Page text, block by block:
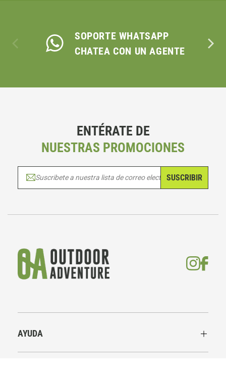
SOPORTE WHATSAPP
CHATEA CON UN AGENTE
ENTÉRATE DE
NUESTRAS PROMOCIONES
Suscribete a nuestra lista de correo electrónicoSUSCRIBIR
AYUDA